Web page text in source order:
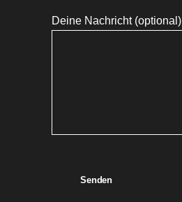
Deine Nachricht (optional)
Senden